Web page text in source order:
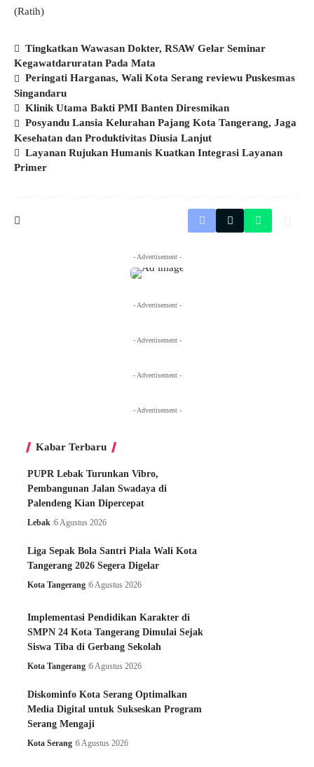
(Ratih)
Tingkatkan Wawasan Dokter, RSAW Gelar Seminar
Kegawatdaruratan Pada Mata
Peringati Harganas, Wali Kota Serang reviewu Puskesmas
Singandaru
Klinik Utama Bakti PMI Banten Diresmikan
Posyandu Lansia Kelurahan Pajang Kota Tangerang, Jaga
Kesehatan dan Produktivitas Diusia Lanjut
Layanan Rujukan Humanis Kuatkan Integrasi Layanan
Primer
- Advertisement -
- Advertisement -
- Advertisement -
- Advertisement -
- Advertisement -
Kabar Terbaru
PUPR Lebak Turunkan Vibro,
Pembangunan Jalan Swadaya di
Palendeng Kian Dipercepat
Lebak 6 Agustus 2026
Liga Sepak Bola Santri Piala Wali Kota
Tangerang 2026 Segera Digelar
Kota Tangerang 6 Agustus 2026
Implementasi Pendidikan Karakter di
SMPN 24 Kota Tangerang Dimulai Sejak
Siswa Tiba di Gerbang Sekolah
Kota Tangerang 6 Agustus 2026
Diskominfo Kota Serang Optimalkan
Media Digital untuk Sukseskan Program
Serang Mengaji
Kota Serang 6 Agustus 2026